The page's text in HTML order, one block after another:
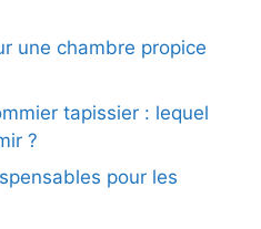
une chambre propice
tapissier : lequel
?
pour les